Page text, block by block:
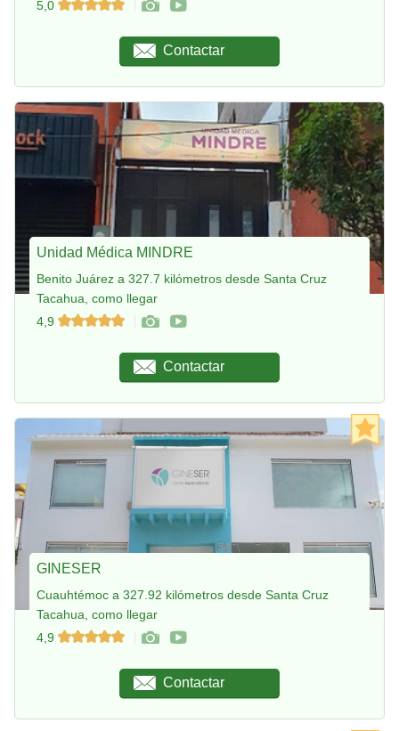
5,0
Contactar
Unidad Médica MINDRE
Benito Juárez a 327.7 kilómetros desde Santa Cruz
Tacahua, como llegar
4,9
Contactar
GINESER
Cuauhtémoc a 327.92 kilómetros desde Santa Cruz
Tacahua, como llegar
4,9
Contactar